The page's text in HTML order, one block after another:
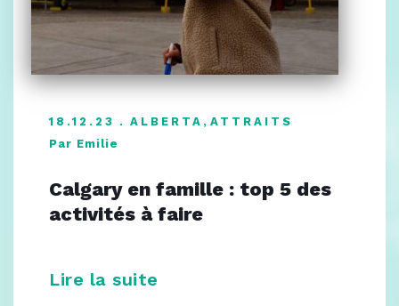
18.12.23 ALBERTA , ATTRAITS
Par Emilie
Calgary en famille : top 5 des
activités à faire
Lire la suite